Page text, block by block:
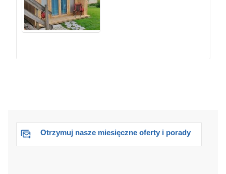
Otrzymuj nasze miesięczne oferty i porady